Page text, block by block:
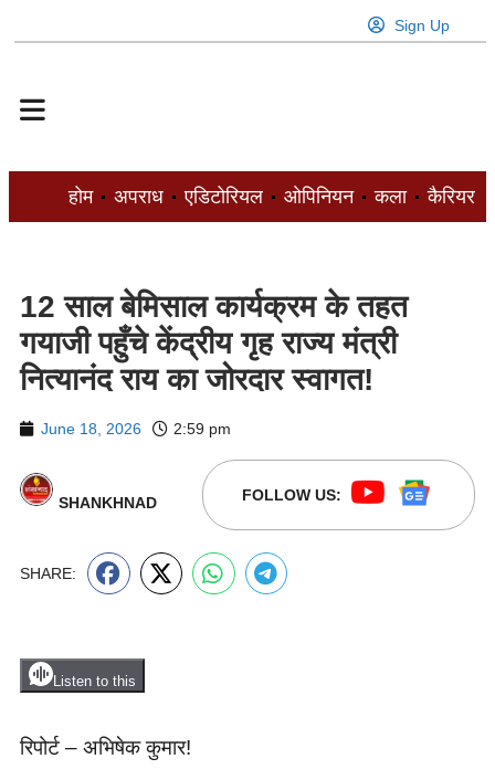
Sign Up
होम अपराध एडिटोरियल ओपिनियन कला कैरियर
12 साल बेमिसाल कार्यक्रम के तहत
गयाजी पहुँचे केंद्रीय गृह राज्य मंत्री
नित्यानंद राय का जोरदार स्वागत!
June 18, 2026 2:59 pm
SHANKHNAD FOLLOW US:
SHARE:
Listen to this
रिपोर्ट – अभिषेक कुमार!